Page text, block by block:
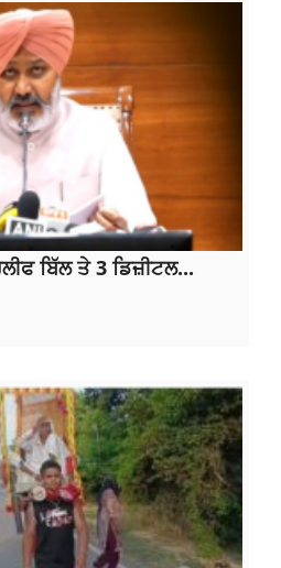
ਬਿੱਲ ਤੇ 3 ਡਿਜ਼ੀਟਲ...